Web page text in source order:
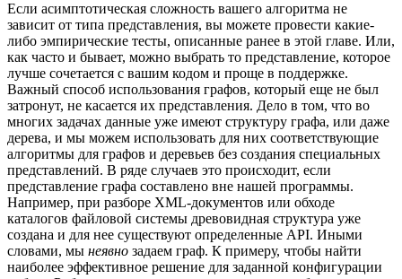
Если асимптотическая сложность вашего алгоритма не
зависит от типа представления, вы можете провести какие-
либо эмпирические тесты, описанные ранее в этой главе. Или,
как часто и бывает, можно выбрать то представление, которое
лучше сочетается с вашим кодом и проще в поддержке.
Важный способ использования графов, который еще не был
затронут, не касается их представления. Дело в том, что во
многих задачах данные уже имеют структуру графа, или даже
дерева, и мы можем использовать для них соответствующие
алгоритмы для графов и деревьев без создания специальных
представлений. В ряде случаев это происходит, если
представление графа составлено вне нашей программы.
Например, при разборе XML-документов или обходе
каталогов файловой системы древовидная структура уже
создана и для нее существуют определенные API. Иными
словами, мы неявно задаем граф. К примеру, чтобы найти
наиболее эффективное решение для заданной конфигурации